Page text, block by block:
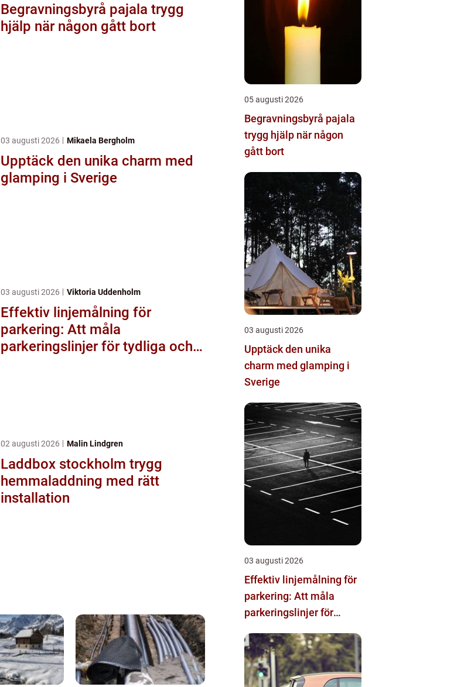
Begravningsbyrå pajala trygg
hjälp när någon gått bort
03 augusti 2026 Mikaela Bergholm
Upptäck den unika charm med
glamping i Sverige
03 augusti 2026 Viktoria Uddenholm
Effektiv linjemålning för
parkering: Att måla
parkeringslinjer för tydliga och
02 augusti 2026 Malin Lindgren
Laddbox stockholm trygg
hemmaladdning med rätt
installation
05 augusti 2026
Begravningsbyrå pajala
trygg hjälp när någon
gått bort
03 augusti 2026
Upptäck den unika
charm med glamping i
Sverige
03 augusti 2026
Effektiv linjemålning för
parkering: Att måla
parkeringslinjer för
parkeringsytor